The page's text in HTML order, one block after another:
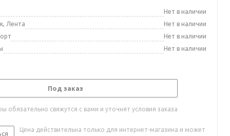
Нет в наличии
Лента
Нет в наличии
Нет в наличии
Нет в наличии
Под заказ
обязательно свяжутся с вами и уточнят условия заказа
Цена действительна только для интернет-магазина и может